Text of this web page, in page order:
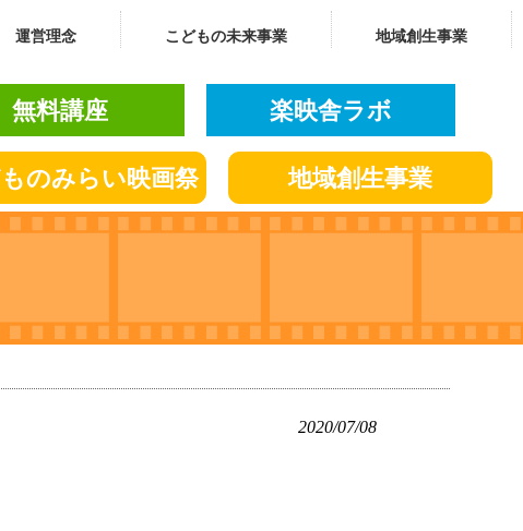
運営理念 こどもの未来事業 地域創生事業
無料講座
楽映舎ラボ
のみらい映画祭 地域創生事業
2020/07/08